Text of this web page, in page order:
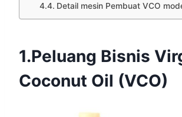
Detail mesin Pembuat VCO
1.Peluang Bisnis
Coconut Oil (VCO)